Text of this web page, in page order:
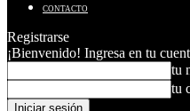
CONTACTO
Registrarse
¡Bienvenido! Ingresa en tu
tu
tu